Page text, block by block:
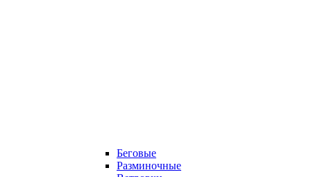
Беговые
Разминочные